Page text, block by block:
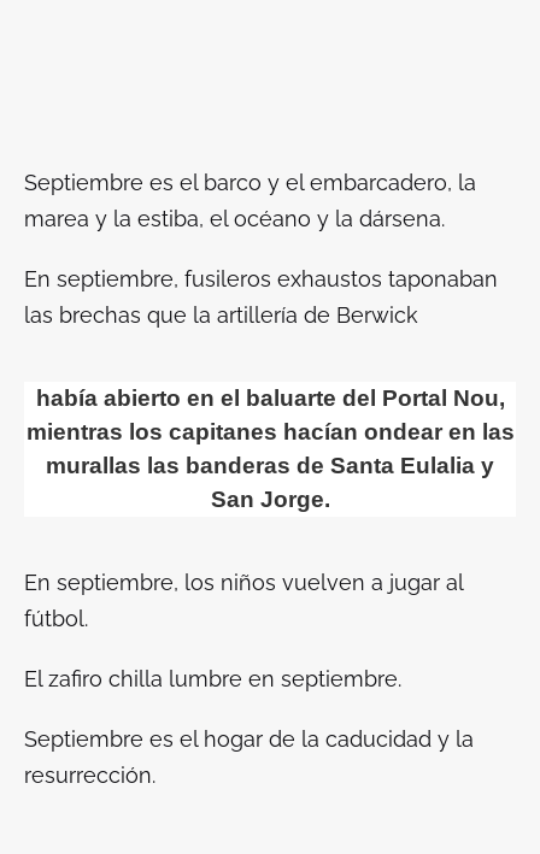
Septiembre es el barco y el embarcadero, la
marea y la estiba, el océano y la dársena.
En septiembre, fusileros exhaustos taponaban
las brechas que la artillería de Berwick
había abierto en el baluarte del Portal Nou,
mientras los capitanes hacían ondear en las
murallas las banderas de Santa Eulalia y
San Jorge.
En septiembre, los niños vuelven a jugar al
fútbol.
El zafiro chilla lumbre en septiembre.
Septiembre es el hogar de la caducidad y la
resurrección.